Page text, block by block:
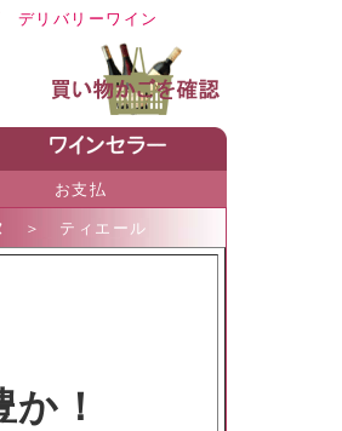
デリバリーワイン
お支払
＞ ティエール
！